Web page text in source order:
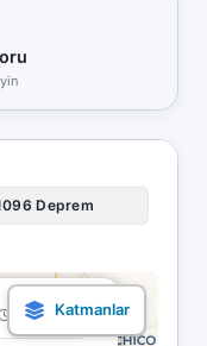
Deprem
04.05 15:03
×